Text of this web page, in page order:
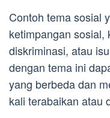
Contoh tema sosial
ketimpangan sosial,
diskriminasi, atau
dengan tema ini
yang berbeda dan
kali terabaikan atau